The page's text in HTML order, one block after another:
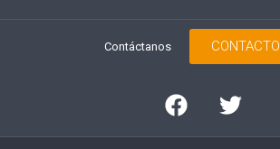
Contáctanos CONTACTO